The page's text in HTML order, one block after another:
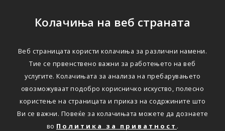
Колачиња на веб страната
Веб страницата користи колачиња за различни намени.
Тие се првенствено важни за работењето на веб
услугите. Колачињата за анализа на пребарувањето
овозможуваат подобро корисничко искуство, полесно
користење на страницата и приказ на содржините што
Ви се важни. Повеќе за колачињата можете да дознаете
во Политика за приватност .